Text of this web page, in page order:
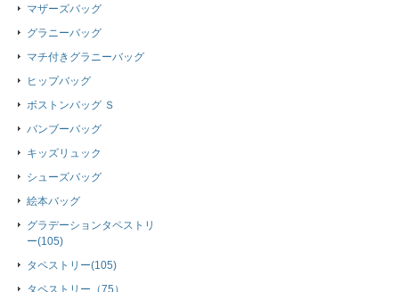
マザーズバッグ
グラニーバッグ
マチ付きグラニーバッグ
ヒップバッグ
ボストンバッグ Ｓ
バンブーバッグ
キッズリュック
シューズバッグ
絵本バッグ
グラデーションタペストリ
ー(105)
タペストリー(105)